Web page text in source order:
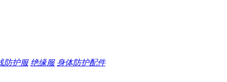
防护服 绝缘服 身体防护配件